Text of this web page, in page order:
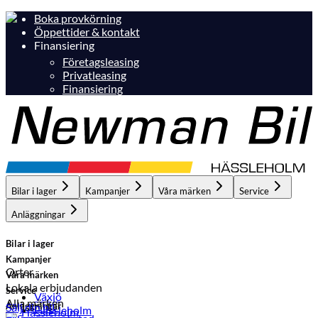
Boka provkörning
Öppettider & kontakt
Finansiering
Företagsleasing
Privatleasing
Finansiering
Bilar i lager Kampanjer Våra märken Service
Anläggningar
Bilar i lager
Orter
Växjö
Hässleholm
Kampanjer
Lokala erbjudanden
Hässleholm
Våra märken
Alla märken
Service
Anläggningar
Sälj din bil